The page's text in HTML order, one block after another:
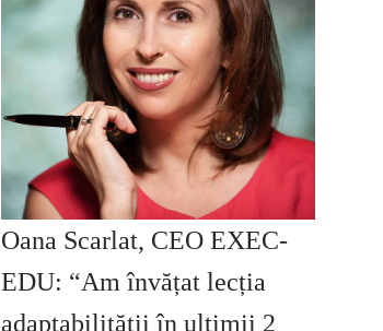
Oana Scarlat, CEO EXEC-
EDU: “Am învățat lecția
adaptabilității în ultimii 2